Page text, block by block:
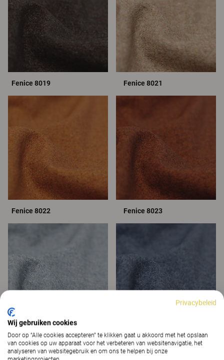
Fenice 8019 Fenice 8021
Fenice 8022 Fenice 8023
Fenice 8051 Fenice 8055
Privacybeleid
Wij gebruiken cookies
Door op “Alle cookies accepteren” te klikken gaat u akkoord met het opslaan
van cookies op uw apparaat voor het verbeteren van websitenavigatie, het
analyseren van websitegebruik en om ons te helpen bij onze